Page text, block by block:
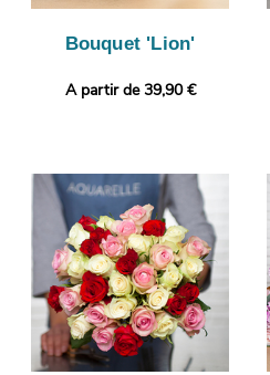
Bouquet 'Lion'
A partir de 39,90 €